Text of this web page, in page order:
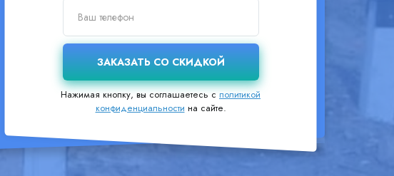
Нажимая кнопку, вы соглашаетесь сполитикой
конфиденциальности на сайте.